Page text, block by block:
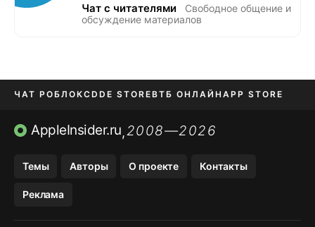
Чат с читателями
Свободное общение и
обсуждение материалов
ЧАТ РОБЛОКСDDE STOREВТБ ОНЛАЙН APP STORE
OZON БАНК KAKAOTALK И BIP
AppleInsider.ru,2008—2026
Темы Авторы О проекте Контакты
Реклама